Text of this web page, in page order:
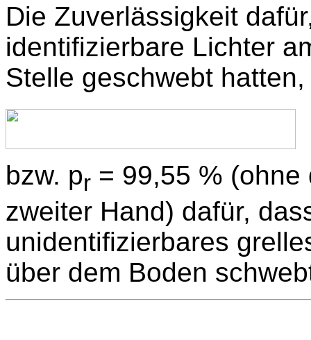
Die Zuverlässigkeit
identifizierbare Lichter
Stelle geschwebt
bzw. pr = 99,55 %
zweiter Hand) dafür,
unidentifizierbares
über dem Boden